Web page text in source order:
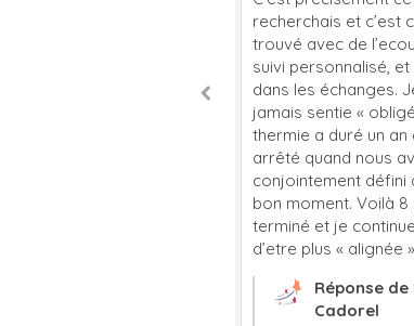
recherchais et c’est ce
trouvé avec de l’ecoute
suivi personnalisé, et de
dans les échanges. Je
jamais sentie « obligée
thermie a duré un an et
arrêté quand nous avons
conjointement défini que
bon moment. Voilà 8
terminé et je continue
d’etre plus « alignée ».
Réponse de
Cadorel